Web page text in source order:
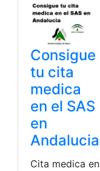
Consigue
tu cita
medica
en el SAS
en
Andalucia
Cita medica en